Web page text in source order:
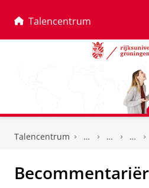
Talencentrum
Talencentrum